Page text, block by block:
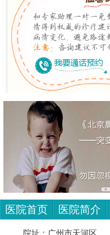
医院首页 医院简介